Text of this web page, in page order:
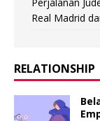
Real Madrid
RELATIONSHIP